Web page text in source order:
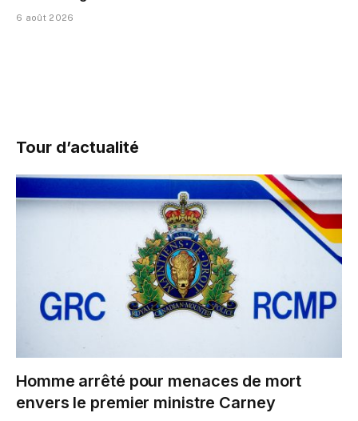
6 août 2026
Tour d’actualité
Homme arrêté pour menaces de mort
envers le premier ministre Carney